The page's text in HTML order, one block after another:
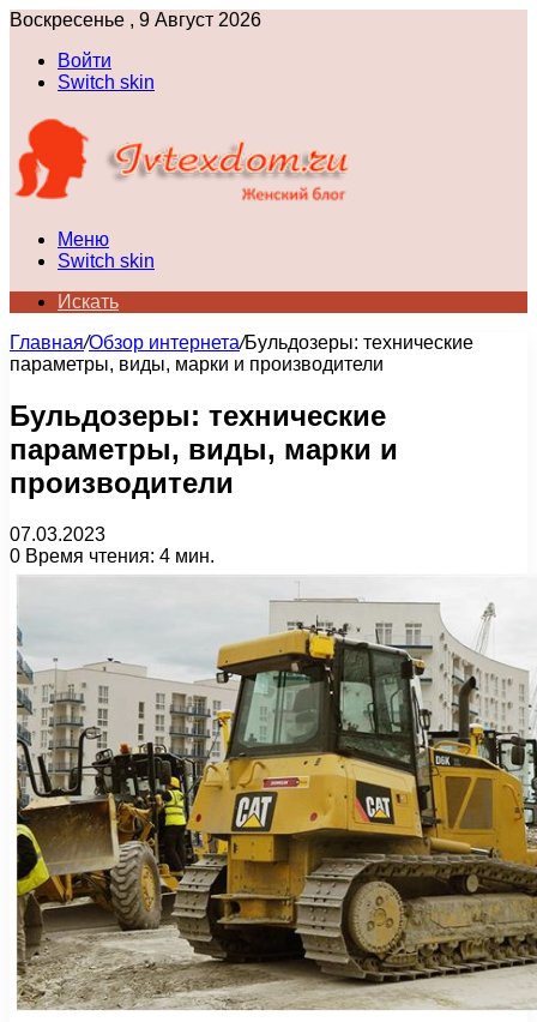
Воскресенье , 9 Август 2026
Войти
Switch skin
Меню
Switch skin
Искать
Главная/Обзор интернета/Бульдозеры: технические
параметры, виды, марки и производители
Бульдозеры: технические
параметры, виды, марки и
производители
07.03.2023
0 Время чтения: 4 мин.